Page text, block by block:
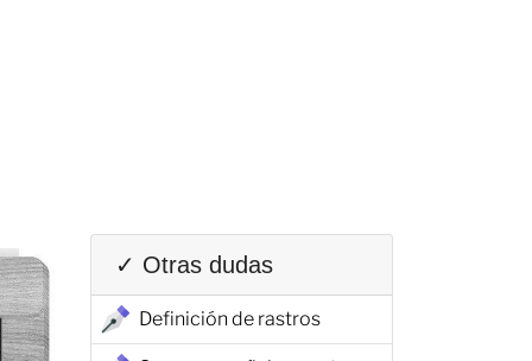
✓ Otras dudas
Definición de rastros